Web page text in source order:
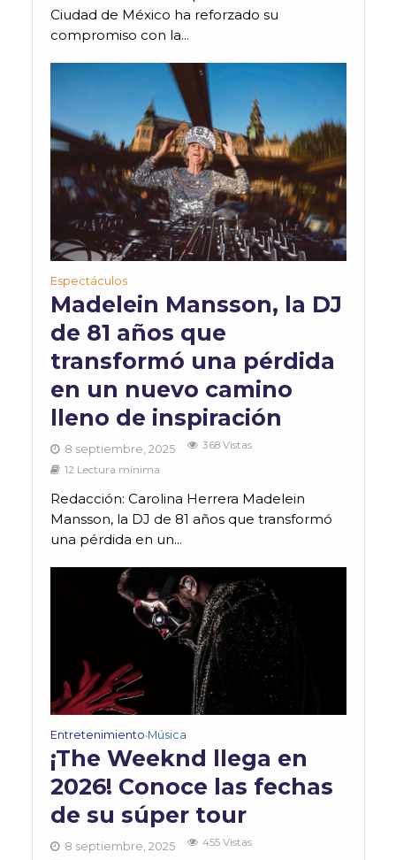
Ciudad de México ha reforzado su
compromiso con la...
Espectáculos
Madelein Mansson, la DJ
de 81 años que
transformó una pérdida
en un nuevo camino
lleno de inspiración
8 septiembre, 2025
368 Vistas
12 Lectura mínima
Redacción: Carolina Herrera Madelein
Mansson, la DJ de 81 años que transformó
una pérdida en un...
Entretenimiento•Música
¡The Weeknd llega en
2026! Conoce las fechas
de su súper tour
8 septiembre, 2025
455 Vistas